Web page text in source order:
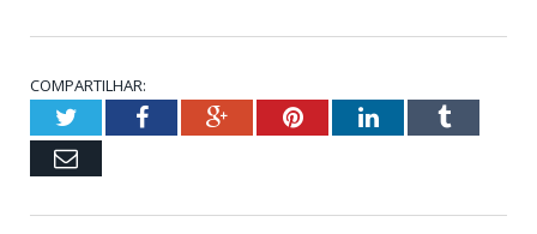
COMPARTILHAR:
TwitterFacebookGoogle+PinterestLinkedInTumblr
Email